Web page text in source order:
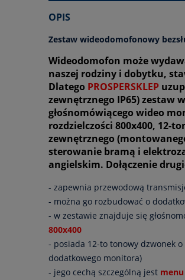
OPIS
Zestaw wideodomofonowy
Wideodomofon może
naszej rodziny i dobytku,
Dlatego PROSPERSKLEP
zewnętrznego IP65) zestaw
głośnomówiącego wideo
rozdzielczości 800x400, 12-
zewnętrznego
sterowanie bramą i
angielskim. Dołączenie
- zapewnia przewodową
- można go rozbudować o
- w zestawie znajduje się
800x400
- posiada 12-to tonowy dzwonek
dodatkowego monitora)
- jego cechą szczególną jest